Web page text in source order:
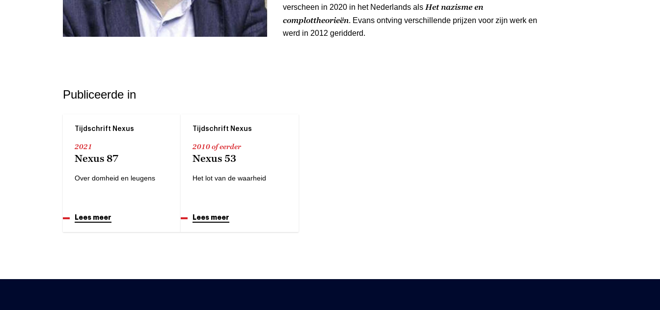
verscheen in 2020 in het Nederlands als Het nazisme en
complottheorieën. Evans ontving verschillende prijzen voor zijn werk en
werd in 2012 geridderd.
Publiceerde in
Tijdschrift Nexus
2021
Nexus 87
Over domheid en leugens
Lees meer
Tijdschrift Nexus
2010 of eerder
Nexus 53
Het lot van de waarheid
Lees meer